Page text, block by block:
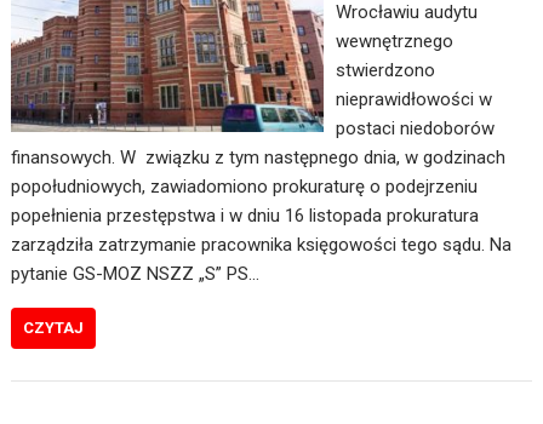
Wrocławiu audytu
wewnętrznego
stwierdzono
nieprawidłowości w
postaci niedoborów
finansowych. W związku z tym następnego dnia, w godzinach
popołudniowych, zawiadomiono prokuraturę o podejrzeniu
popełnienia przestępstwa i w dniu 16 listopada prokuratura
zarządziła zatrzymanie pracownika księgowości tego sądu. Na
pytanie GS-MOZ NSZZ „S” PS…
CZYTAJ